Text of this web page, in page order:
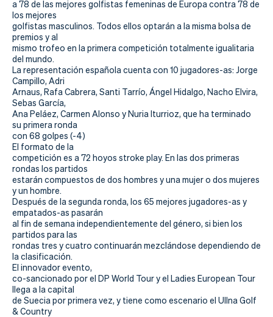
a 78 de las mejores golfistas femeninas de Europa contra 78 de
los mejores
golfistas masculinos. Todos ellos optarán a la misma bolsa de
premios y al
mismo trofeo en la primera competición totalmente igualitaria
del mundo.
La representación española cuenta con 10 jugadores-as: Jorge
Campillo, Adri
Arnaus, Rafa Cabrera, Santi Tarrío, Ángel Hidalgo, Nacho Elvira,
Sebas García,
Ana Peláez, Carmen Alonso y Nuria Iturrioz, que ha terminado
su primera ronda
con 68 golpes (-4)
El formato de la
competición es a 72 hoyos stroke play. En las dos primeras
rondas los partidos
estarán compuestos de dos hombres y una mujer o dos mujeres
y un hombre.
Después de la segunda ronda, los 65 mejores jugadores-as y
empatados-as pasarán
al fin de semana independientemente del género, si bien los
partidos para las
rondas tres y cuatro continuarán mezclándose dependiendo de
la clasificación.
El innovador evento,
co-sancionado por el DP World Tour y el Ladies European Tour
llega a la capital
de Suecia por primera vez, y tiene como escenario el Ullna Golf
& Country